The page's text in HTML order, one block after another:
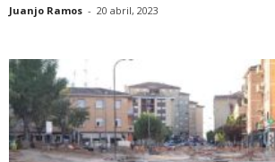
Juanjo Ramos - 20 abril, 2023